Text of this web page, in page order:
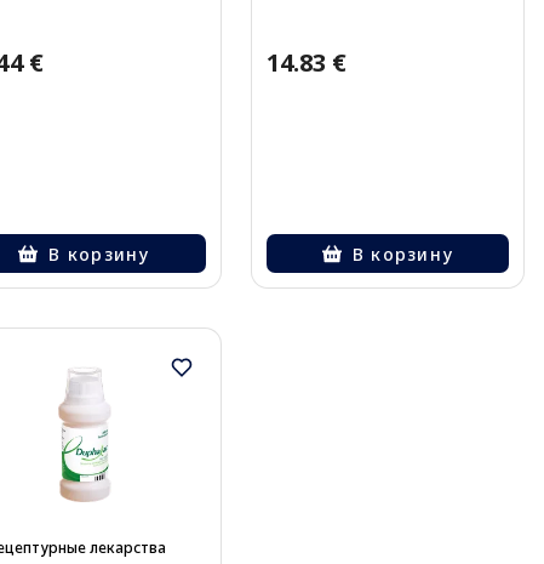
€
В корзину
14.83 €
В корзину
лекарства